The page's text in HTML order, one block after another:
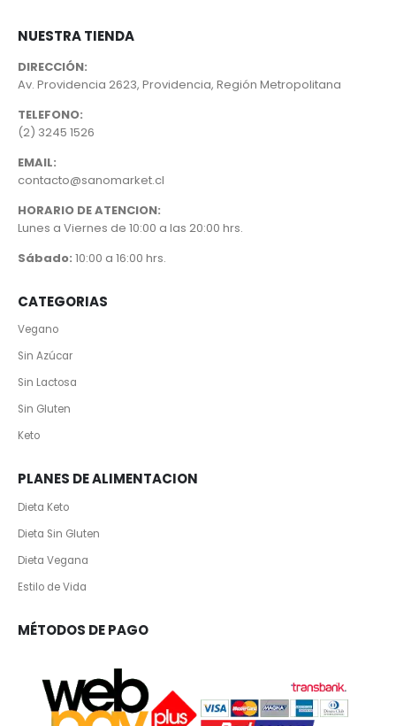
NUESTRA TIENDA
DIRECCIÓN:
Av. Providencia 2623, Providencia, Región Metropolitana
TELEFONO:
(2) 3245 1526
EMAIL:
contacto@sanomarket.cl
HORARIO DE ATENCION:
Lunes a Viernes de 10:00 a las 20:00 hrs.
Sábado: 10:00 a 16:00 hrs.
CATEGORIAS
Vegano
Sin Azúcar
Sin Lactosa
Sin Gluten
Keto
PLANES DE ALIMENTACION
Dieta Keto
Dieta Sin Gluten
Dieta Vegana
Estilo de Vida
MÉTODOS DE PAGO